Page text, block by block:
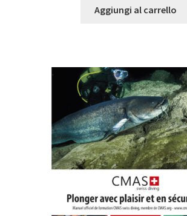
Aggiungi al carrello